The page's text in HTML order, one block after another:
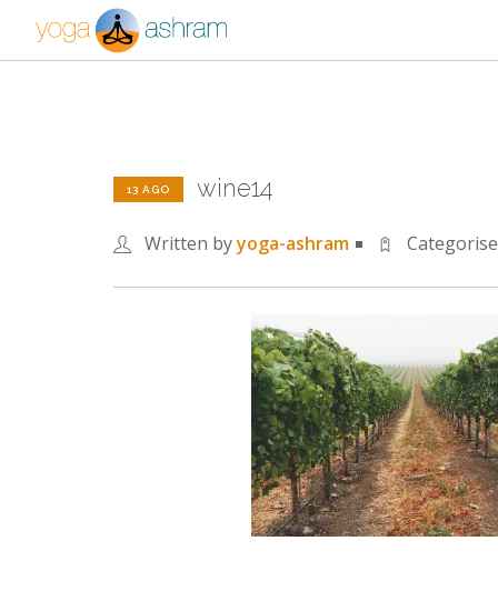
13 AGO wine14
Written byyoga-ashram